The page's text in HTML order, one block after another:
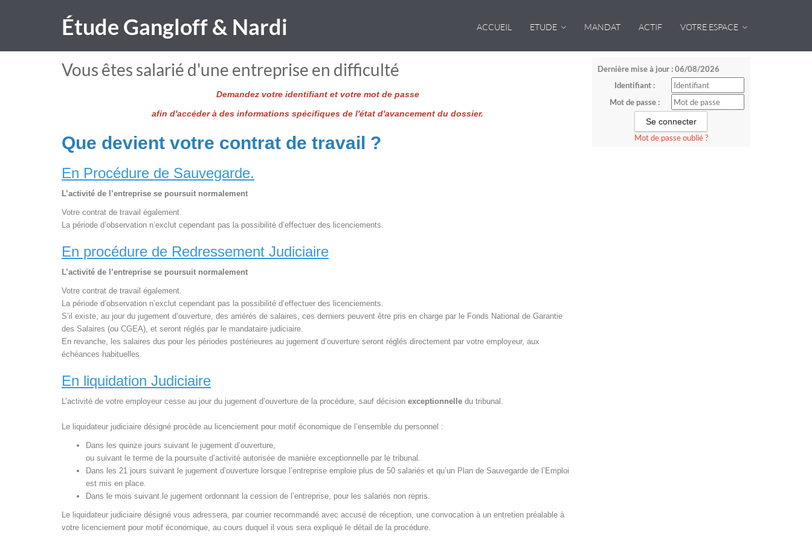
Étude Gangloff & Nardi ACCUEIL ETUDE MANDAT ACTIF VOTRE ESPACE
Dernière mise à jour : 06/08/2026
Identifiant :
Mot de passe :
Mot de passe oublié ?
Vous êtes salarié d'une entreprise en difficulté
Demandez votre identifiant et votre mot de passe
afin d'accéder à des informations spécifiques de l'état d'avancement du dossier.
Que devient votre contrat de travail ?
En Procédure de Sauvegarde.
L’activité de l’entreprise se poursuit normalement
Votre contrat de travail également.
La période d’observation n’exclut cependant pas la possibilité d’effectuer des licenciements.
En procédure de Redressement Judiciaire
L’activité de l’entreprise se poursuit normalement
Votre contrat de travail également.
La période d’observation n’exclut cependant pas la possibilité d’effectuer des licenciements.
S’il existe, au jour du jugement d’ouverture, des arriérés de salaires, ces derniers peuvent être pris en charge par le Fonds National de Garantie
des Salaires (ou CGEA), et seront réglés par le mandataire judiciaire.
En revanche, les salaires dus pour les périodes postérieures au jugement d’ouverture seront réglés directement par votre employeur, aux
échéances habituelles.
En liquidation Judiciaire
L’activité de votre employeur cesse au jour du jugement d’ouverture de la procédure, sauf décision exceptionnelle du tribunal.
Le liquidateur judiciaire désigné procède au licenciement pour motif économique de l’ensemble du personnel :
Dans les quinze jours suivant le jugement d’ouverture,
ou suivant le terme de la poursuite d’activité autorisée de manière exceptionnelle par le tribunal.
Dans les 21 jours suivant le jugement d’ouverture lorsque l’entreprise emploie plus de 50 salariés et qu’un Plan de Sauvegarde de l’Emploi
est mis en place.
Dans le mois suivant le jugement ordonnant la cession de l’entreprise, pour les salariés non repris.
Le liquidateur judiciaire désigné vous adressera, par courrier recommandé avec accusé de réception, une convocation à un entretien préalable à
votre licenciement pour motif économique, au cours duquel il vous sera expliqué le détail de la procédure.